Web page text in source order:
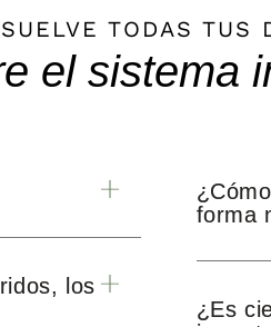
TODAS TUS
el sistema
los
forma
¿Es